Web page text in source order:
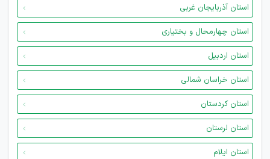
استان آذربایجان غربی
استان چهارمحال و بختیاری
استان اردبیل
استان خراسان شمالی
استان کردستان
استان لرستان
استان ایلام